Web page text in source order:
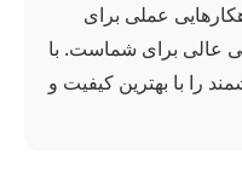
عملی برای
عالی برای شماست. با
را با بهترین کیفیت و